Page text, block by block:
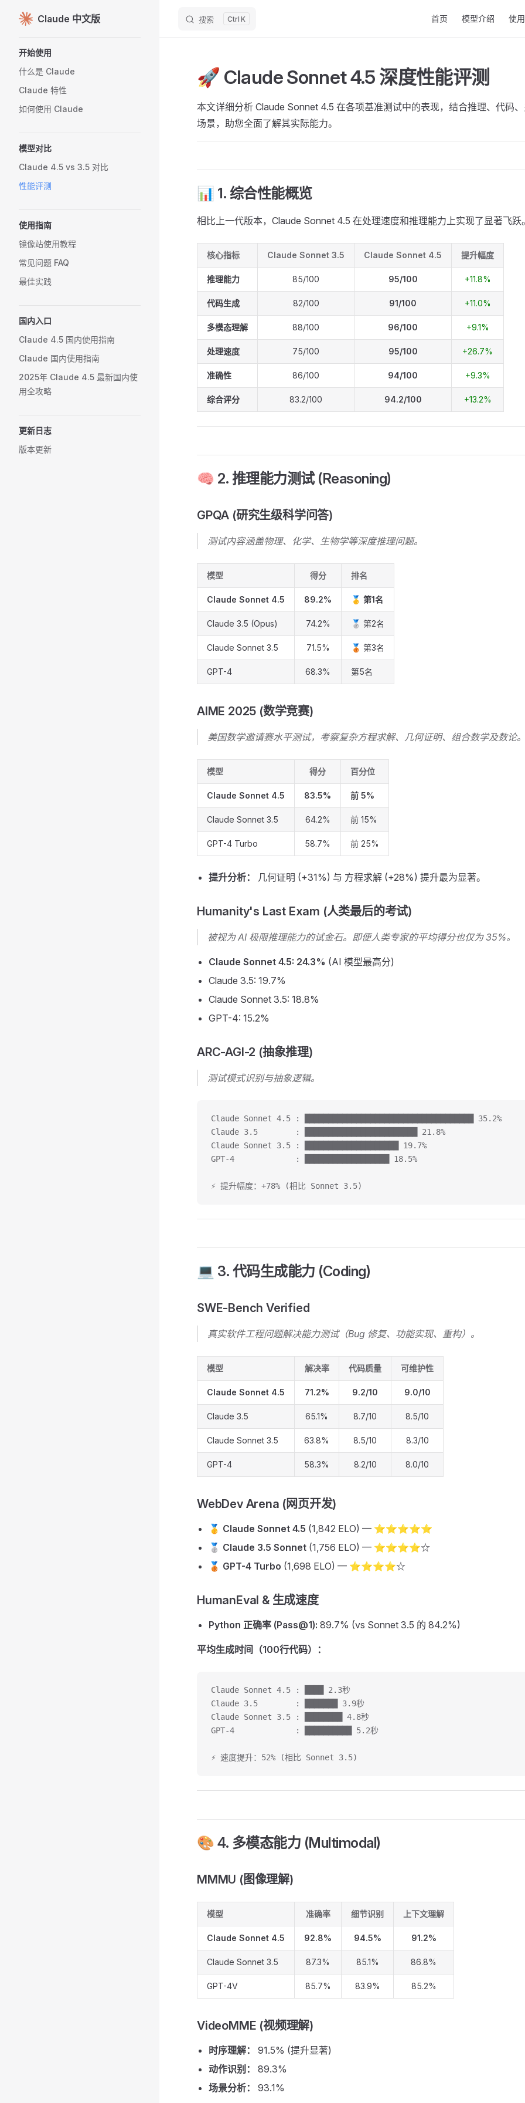
Skip to content
Claude 中文版 搜索 K 首页 模型介绍 使
开始使用
什么是 Claude
Claude 特性
如何使用 Claude
模型对比
Claude 4.5 vs 3.5 对比
性能评测
使用指南
镜像站使用教程
常见问题 FAQ
最佳实践
国内入口
Claude 4.5 国内使用指南
Claude 国内使用指南
2025年 Claude 4.5 最新国内使
用全攻略
更新日志
版本更新
🚀 Claude Sonnet 4.5 深度性能评测
本文详细分析 Claude Sonnet 4.5 在各项基准测试中的表现，结合推理、代码
场景，助您全面了解其实际能力。
📊 1. 综合性能概览
相比上一代版本，Claude Sonnet 4.5 在处理速度和推理能力上实现了显著飞跃
核心指标 Claude Sonnet 3.5 Claude Sonnet 4.5 提升幅度
推理能力 85/100 95/100 +11.8%
代码生成 82/100 91/100 +11.0%
多模态理解 88/100 96/100 +9.1%
处理速度 75/100 95/100 +26.7%
准确性 86/100 94/100 +9.3%
综合评分 83.2/100 94.2/100 +13.2%
🧠 2. 推理能力测试 (Reasoning)
GPQA (研究生级科学问答)
测试内容涵盖物理、化学、生物学等深度推理问题。
模型 得分 排名
Claude Sonnet 4.5 89.2% 🥇 第1名
Claude 3.5 (Opus) 74.2% 🥈 第2名
Claude Sonnet 3.5 71.5% 🥉 第3名
GPT-4 68.3% 第5名
AIME 2025 (数学竞赛)
美国数学邀请赛水平测试，考察复杂方程求解、几何证明、组合数学及数论
模型 得分 百分位
Claude Sonnet 4.5 83.5% 前 5%
Claude Sonnet 3.5 64.2% 前 15%
GPT-4 Turbo 58.7% 前 25%
提升分析： 几何证明 (+31%) 与 方程求解 (+28%) 提升最为显著。
Humanity's Last Exam (人类最后的考试)
被视为 AI 极限推理能力的试金石。即便人类专家的平均得分也仅为 35%。
Claude Sonnet 4.5: 24.3% (AI 模型最高分)
Claude 3.5: 19.7%
Claude Sonnet 3.5: 18.8%
GPT-4: 15.2%
ARC-AGI-2 (抽象推理)
测试模式识别与抽象逻辑。
Claude Sonnet 4.5 : ████████████████████████████████████ 35.2%
Claude 3.5        : ████████████████████████ 21.8%
Claude Sonnet 3.5 : ████████████████████ 19.7%
GPT-4             : ██████████████████ 18.5%
⚡ 提升幅度：+78% (相比 Sonnet 3.5)
💻 3. 代码生成能力 (Coding)
SWE-Bench Verified
真实软件工程问题解决能力测试（Bug 修复、功能实现、重构）。
模型 解决率 代码质量 可维护性
Claude Sonnet 4.5 71.2% 9.2/10 9.0/10
Claude 3.5 65.1% 8.7/10 8.5/10
Claude Sonnet 3.5 63.8% 8.5/10 8.3/10
GPT-4 58.3% 8.2/10 8.0/10
WebDev Arena (网页开发)
🥇 Claude Sonnet 4.5 (1,842 ELO) — ⭐⭐⭐⭐⭐
🥈 Claude 3.5 Sonnet (1,756 ELO) — ⭐⭐⭐⭐☆
🥉 GPT-4 Turbo (1,698 ELO) — ⭐⭐⭐⭐☆
HumanEval & 生成速度
Python 正确率 (Pass@1): 89.7% (vs Sonnet 3.5 的 84.2%)
平均生成时间（100行代码）：
Claude Sonnet 4.5 : ████ 2.3秒
Claude 3.5        : ███████ 3.9秒
Claude Sonnet 3.5 : ████████ 4.8秒
GPT-4             : ██████████ 5.2秒
⚡ 速度提升：52% (相比 Sonnet 3.5)
🎨 4. 多模态能力 (Multimodal)
MMMU (图像理解)
模型 准确率 细节识别 上下文理解
Claude Sonnet 4.5 92.8% 94.5% 91.2%
Claude Sonnet 3.5 87.3% 85.1% 86.8%
GPT-4V 85.7% 83.9% 85.2%
VideoMME (视频理解)
时序理解：
91.5% (提升显著)
动作识别：
89.3%
场景分析：
93.1%